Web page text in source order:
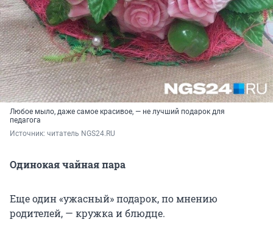
Любое мыло, даже самое красивое, — не лучший подарок для
педагога
Источник: читатель NGS24.RU
Одинокая чайная пара
Еще один «ужасный» подарок, по мнению
родителей, — кружка и блюдце.